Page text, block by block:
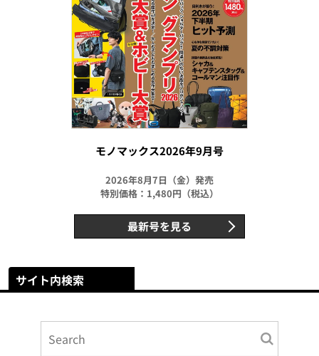
モノマックス2026年9月号
2026年8月7日（金）発売
特別価格：1,480円（税込）
最新号を見る
サイト内検索